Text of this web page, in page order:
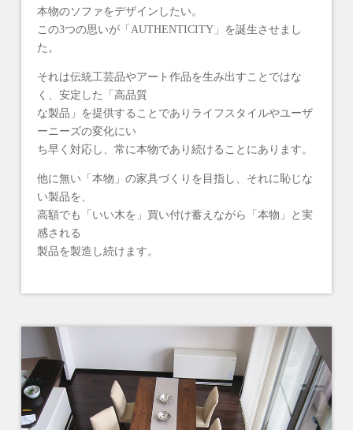
本物のソファをデザインしたい。
この3つの思いが「AUTHENTICITY」を誕生させまし
た。
それは伝統工芸品やアート作品を生み出すことではな
く、安定した「高品質
な製品」を提供することでありライフスタイルやユーザ
ーニーズの変化にい
ち早く対応し、常に本物であり続けることにあります。
他に無い「本物」の家具づくりを目指し、それに恥じな
い製品を、
高額でも「いい木を」買い付け蓄えながら「本物」と実
感される
製品を製造し続けます。